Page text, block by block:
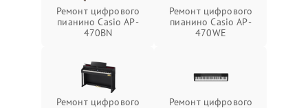
Ремонт цифрового
пианино Casio AP-
470BN
Ремонт цифрового
пианино Casio AP-
470WE
Ремонт цифрового
Ремонт цифрового